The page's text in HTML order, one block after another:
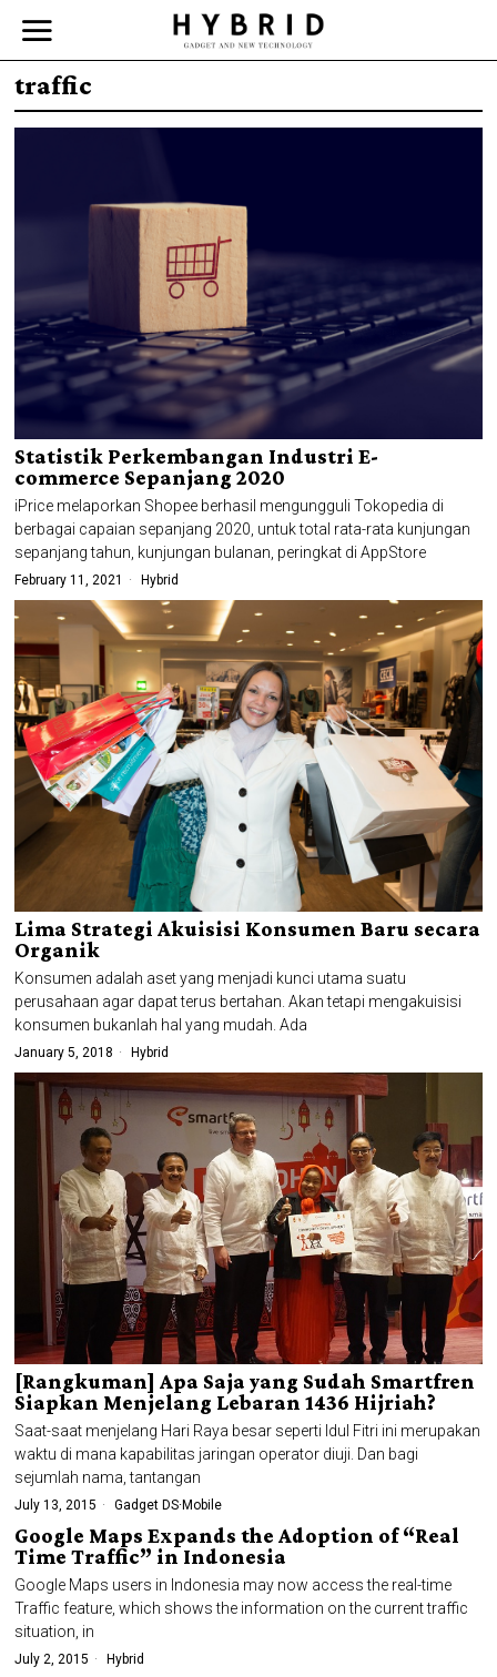
traffic
Statistik Perkembangan Industri E-
commerce Sepanjang 2020
iPrice melaporkan Shopee berhasil mengungguli Tokopedia di
berbagai capaian sepanjang 2020, untuk total rata-rata kunjungan
sepanjang tahun, kunjungan bulanan, peringkat di AppStore
February 11, 2021 Hybrid
Lima Strategi Akuisisi Konsumen Baru secara
Organik
Konsumen adalah aset yang menjadi kunci utama suatu
perusahaan agar dapat terus bertahan. Akan tetapi mengakuisisi
konsumen bukanlah hal yang mudah. Ada
January 5, 2018 Hybrid
[Rangkuman] Apa Saja yang Sudah Smartfren
Siapkan Menjelang Lebaran 1436 Hijriah?
Saat-saat menjelang Hari Raya besar seperti Idul Fitri ini merupakan
waktu di mana kapabilitas jaringan operator diuji. Dan bagi
sejumlah nama, tantangan
July 13, 2015 Gadget DS· Mobile
Google Maps Expands the Adoption of “Real
Time Traffic” in Indonesia
Google Maps users in Indonesia may now access the real-time
Traffic feature, which shows the information on the current traffic
situation, in
July 2, 2015 Hybrid